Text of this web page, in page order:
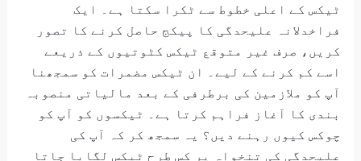
ٹیکس کے اعلی خطوط سے ٹکرا سکتا ہے۔ ایک
فراخدلانہ علیحدگی کا پیکج حاصل کرنے کا تصور
کریں، صرف غیر متوقع ٹیکس کٹوتیوں کے ذریعے
اسے کم کرنے کے لیے۔ ان ٹیکس مضمرات کو سمجھنا
آپ کو ملازمین کی برطرفی کے بعد مالیاتی منصوبہ
بندی کا آغاز فراہم کرتا ہے۔ ٹیکسوں کو آپ کو
چوکس کیوں رہنے دیں؟ یہ سمجھ کر کہ آپ کی
علیحدگی کی تنخواہ پر کس طرح ٹیکس لگایا جاتا